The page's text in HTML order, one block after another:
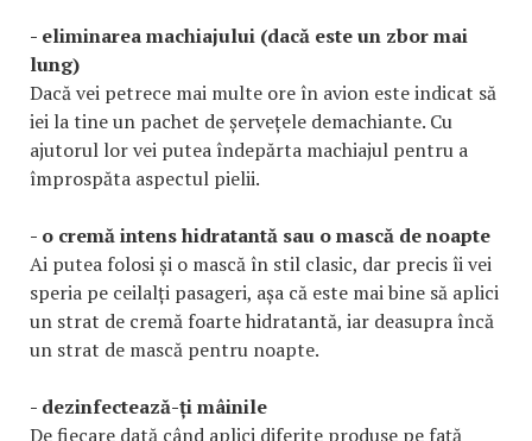
- eliminarea machiajului (dacă este un zbor mai
lung)
Dacă vei petrece mai multe ore în avion este indicat să
iei la tine un pachet de șervețele demachiante. Cu
ajutorul lor vei putea îndepărta machiajul pentru a
împrospăta aspectul pielii.
- o cremă intens hidratantă sau o mască de noapte
Ai putea folosi și o mască în stil clasic, dar precis îi vei
speria pe ceilalți pasageri, așa că este mai bine să aplici
un strat de cremă foarte hidratantă, iar deasupra încă
un strat de mască pentru noapte.
- dezinfectează-ți mâinile
De fiecare dată când aplici diferite produse pe față